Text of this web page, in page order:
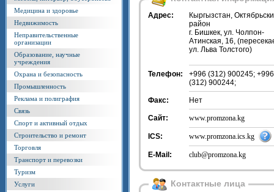
Медицина и здоровье
Недвижимость
Неправительственные
организации
Образование, научные
учреждения
Охрана и безопасность
Промышленность
Реклама и полиграфия
Связь
Спорт и активный отдых
Строительство и ремонт
Торговля
Транспорт и перевозки
Туризм
Услуги
Адрес:
Кыргызстан,
район
г. Бишкек, ул. Чолпон-
Атинская, 16,
ул. Льва Толстого)
Телефон:
+996 (312) 900245; +996
(312) 900244;
Факс: Нет
Сайт: www.promzona.kg
ICS: www.promzona.ics.kg
E-Mail: club@promzona.kg
Контактные лица